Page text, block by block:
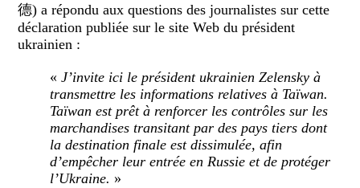
德) a répondu aux questions des journalistes sur cette
déclaration publiée sur le site Web du président
ukrainien :
«J’invite ici le président ukrainien Zelensky à
transmettre les informations relatives à Taïwan.
Taïwan est prêt à renforcer les contrôles sur les
marchandises transitant par des pays tiers dont
la destination finale est dissimulée, afin
d’empêcher leur entrée en Russie et de protéger
l’Ukraine. »